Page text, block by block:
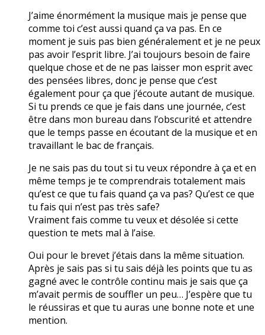
J’aime énormément la musique mais je pense que
comme toi c’est aussi quand ça va pas. En ce
moment je suis pas bien généralement et je ne peux
pas avoir l’esprit libre. J’ai toujours besoin de faire
quelque chose et de ne pas laisser mon esprit avec
des pensées libres, donc je pense que c’est
également pour ça que j’écoute autant de musique.
Si tu prends ce que je fais dans une journée, c’est
être dans mon bureau dans l’obscurité et attendre
que le temps passe en écoutant de la musique et en
travaillant le bac de français.
Je ne sais pas du tout si tu veux répondre à ça et en
même temps je te comprendrais totalement mais
qu’est ce que tu fais quand ça va pas? Qu’est ce que
tu fais qui n’est pas très safe?
Vraiment fais comme tu veux et désolée si cette
question te mets mal à l’aise.
Oui pour le brevet j’étais dans la même situation.
Après je sais pas si tu sais déjà les points que tu as
gagné avec le contrôle continu mais je sais que ça
m’avait permis de souffler un peu… J’espère que tu
le réussiras et que tu auras une bonne note et une
mention.